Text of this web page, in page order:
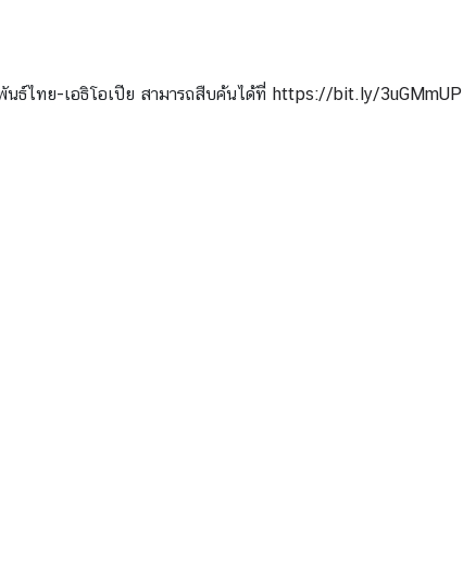
ธ์ไทย-เอธิโอเปีย สามารถสืบค้นได้ที่ https://bit.ly/3uGMmUP